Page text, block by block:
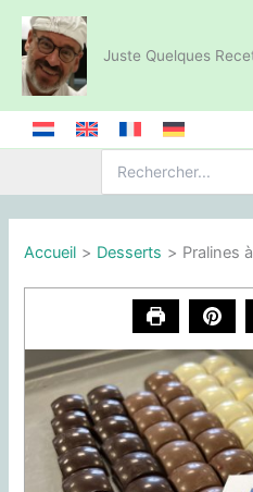
Aller
contenu
Juste Quelques
de
Accueil Desserts Pralines